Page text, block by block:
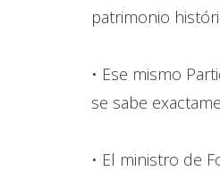
patrimonio
• Ese mismo
se sabe
• El ministro de